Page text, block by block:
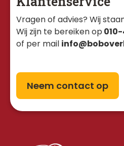
Vragen of advies? Wij
Wij zijn te bereiken op
of per mail
Neem contact op